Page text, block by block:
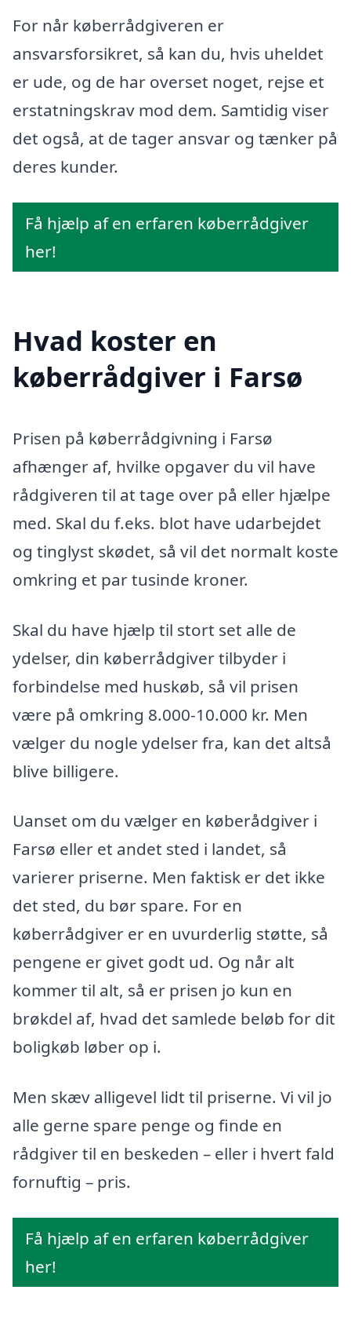
For når køberrådgiveren er
ansvarsforsikret, så kan du, hvis uheldet
er ude, og de har overset noget, rejse et
erstatningskrav mod dem. Samtidig viser
det også, at de tager ansvar og tænker på
deres kunder.
Få hjælp af en erfaren køberrådgiver
her!
Hvad koster en
køberrådgiver i Farsø
Prisen på køberrådgivning i Farsø
afhænger af, hvilke opgaver du vil have
rådgiveren til at tage over på eller hjælpe
med. Skal du f.eks. blot have udarbejdet
og tinglyst skødet, så vil det normalt koste
omkring et par tusinde kroner.
Skal du have hjælp til stort set alle de
ydelser, din køberrådgiver tilbyder i
forbindelse med huskøb, så vil prisen
være på omkring 8.000-10.000 kr. Men
vælger du nogle ydelser fra, kan det altså
blive billigere.
Uanset om du vælger en køberådgiver i
Farsø eller et andet sted i landet, så
varierer priserne. Men faktisk er det ikke
det sted, du bør spare. For en
køberrådgiver er en uvurderlig støtte, så
pengene er givet godt ud. Og når alt
kommer til alt, så er prisen jo kun en
brøkdel af, hvad det samlede beløb for dit
boligkøb løber op i.
Men skæv alligevel lidt til priserne. Vi vil jo
alle gerne spare penge og finde en
rådgiver til en beskeden – eller i hvert fald
fornuftig – pris.
Få hjælp af en erfaren køberrådgiver
her!